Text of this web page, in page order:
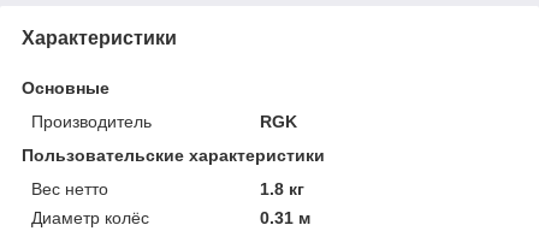
Характеристики
Основные
Производитель
RGK
Пользовательские характеристики
Вес нетто
1.8 кг
Диаметр колёс
0.31 м